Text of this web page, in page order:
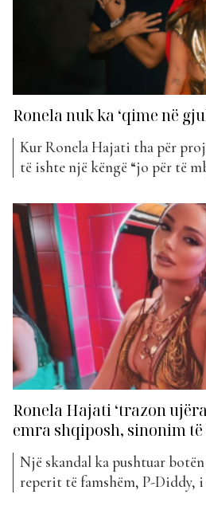
Ronela nuk ka ‘qime në
Kur Ronela Hajati tha për
të ishte një këngë “jo për të
paralajmëroi këngën e re
fillim menduam se do të ishte
Ronela Hajati ‘trazon
emra shqiposh, sinonim
Një skandal ka pushtuar
reperit të famshëm, P-Diddy,